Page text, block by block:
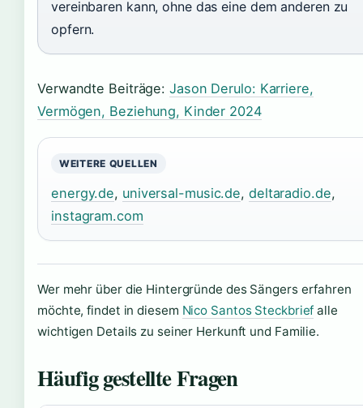
vereinbaren kann, ohne das eine dem anderen zu
opfern.
Verwandte Beiträge: Jason Derulo: Karriere,
Vermögen, Beziehung, Kinder 2024
WEITERE QUELLEN
energy.de, universal-music.de, deltaradio.de,
instagram.com
Wer mehr über die Hintergründe des Sängers erfahren
möchte, findet in diesem Nico Santos Steckbrief alle
wichtigen Details zu seiner Herkunft und Familie.
Häufig gestellte Fragen